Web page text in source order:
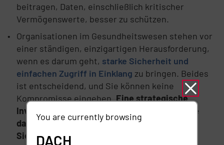
beitragen, Daten, einschließlich kritischer
Vermögenswerte, besser zu schützen.
Organisationen im Gesundheitswesen stehen vor
einer ständigen, einzigartigen Herausforderung,
wenn es darum geht, starke Sicherheit und
einfachen Zugriff in Einklang zu bringen. Beides
ist entscheidend, und Sie können keine
Kompromisse eingehen.Eine strategische
Investition in
, die
darauf ausgelegt sind, das entscheidende
Sicherheits-/Zugangsgleichgewicht
You are currently browsing
DACH